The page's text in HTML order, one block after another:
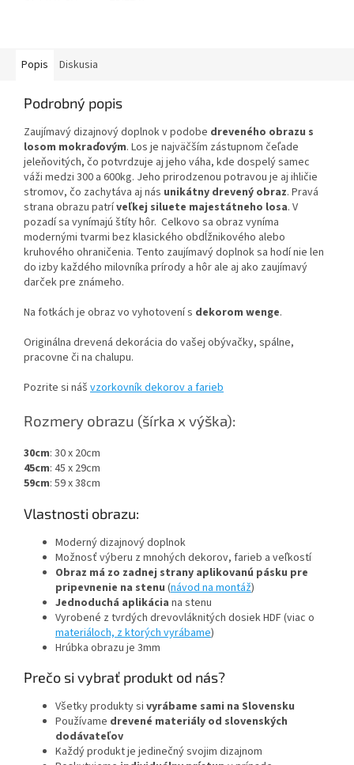
Popis Diskusia
Podrobný popis
Zaujímavý dizajnový doplnok v podobe dreveného obrazu s
losom mokraďovým. Los je najväčším zástupnom čeľade
jeleňovitých, čo potvrdzuje aj jeho váha, kde dospelý samec
váži medzi 300 a 600kg. Jeho prirodzenou potravou je aj ihličie
stromov, čo zachytáva aj nás unikátny drevený obraz. Pravá
strana obrazu patríveľkej siluete majestátneho losa. V
pozadí sa vynímajú štíty hôr. Celkovo sa obraz vyníma
modernými tvarmi bez klasického obdĺžnikového alebo
kruhového ohraničenia. Tento zaujímavý doplnok sa hodí nie len
do izby každého milovníka prírody a hôr ale aj ako zaujímavý
darček pre známeho.
Na fotkách je obraz vo vyhotovení s dekorom wenge.
Originálna drevená dekorácia do vašej obývačky, spálne,
pracovne či na chalupu.
Pozrite si náš vzorkovník dekorov a farieb
Rozmery obrazu (šírka x výška):
30cm: 30 x 20cm
45cm: 45 x 29cm
59cm: 59 x 38cm
Vlastnosti obrazu:
Moderný dizajnový doplnok
Možnosť výberu z mnohých dekorov, farieb a veľkostí
Obraz má zo zadnej strany aplikovanú pásku pre
pripevnenie na stenu (návod na montáž)
Jednoduchá aplikácia na stenu
Vyrobené z tvrdých drevovláknitých dosiek HDF (viac o
materiáloch, z ktorých vyrábame)
Hrúbka obrazu je 3mm
Prečo si vybrať produkt od nás?
Všetky produkty si vyrábame sami na Slovensku
Používame drevené materiály od slovenských
dodávateľov
Každý produkt je jedinečný svojim dizajnom